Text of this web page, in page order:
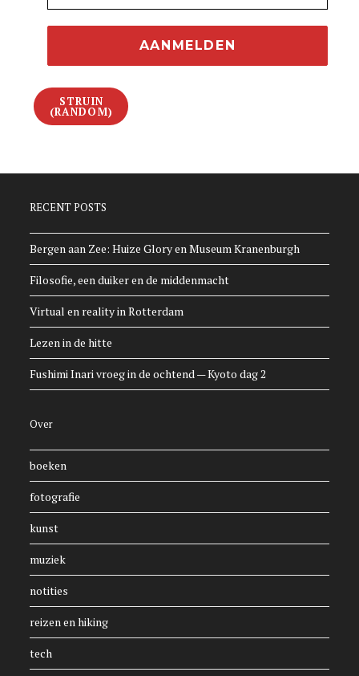
STRUIN
(RANDOM)
RECENT POSTS
Bergen aan Zee: Huize Glory en Museum Kranenburgh
Filosofie, een duiker en de middenmacht
Virtual en reality in Rotterdam
Lezen in de hitte
Fushimi Inari vroeg in de ochtend — Kyoto dag 2
Over
boeken
fotografie
kunst
muziek
notities
reizen en hiking
tech